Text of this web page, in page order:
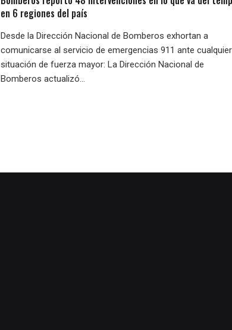
en 6 regiones del país
Desde la Dirección Nacional de Bomberos exhortan a
comunicarse al servicio de emergencias 911 ante cualquier
situación de fuerza mayor: La Dirección Nacional de
Bomberos actualizó...